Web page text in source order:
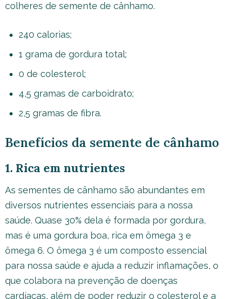
colheres de semente de cânhamo.
240 calorias;
1 grama de gordura total;
0 de colesterol;
4,5 gramas de carboidrato;
2,5 gramas de fibra.
Benefícios da semente de cânhamo
1. Rica em nutrientes
As sementes de cânhamo são abundantes em
diversos nutrientes essenciais para a nossa
saúde. Quase 30% dela é formada por gordura,
mas é uma gordura boa, rica em ômega 3 e
ômega 6. O ômega 3 é um composto essencial
para nossa saúde e ajuda a reduzir inflamações, o
que colabora na prevenção de doenças
cardíacas, além de poder reduzir o colesterol e a